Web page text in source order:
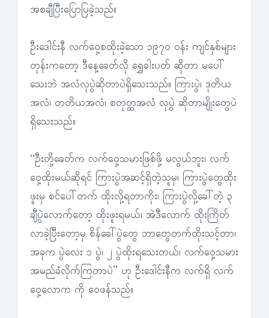
အစချီပြီးပြောပြခဲ့သည်။
ဦးဒေါင်းနီ လက်ဝှေ့စထိုးခဲ့သော ၁၉၇၀ ဝန်း ကျင်နှစ်များ
တုန်းကတော့ ဒီနေ့ခေတ်လို ရွှေခါးပတ် ဆိုတာ မပေါ်
သေးဘဲ အလံလုပွဲဆိုတာပဲရှိသေးသည်။ ကြားပွဲ၊ ဒုတိယ
အလံ၊ တတိယအလံ၊ စတုတ္ထအလံ လုပွဲ ဆိုတာမျိုးတွေပဲ
ရှိသေးသည်။
“ဦးတို့ခေတ်က လက်ဝှေ့သမားဖြစ်ဖို့ မလွယ်ဘူး၊ လက်
ဝှေ့ထိုးမယ်ဆိုရင် ကြားပွဲအဆင့်ရှိတဲ့သူမှ၊ ကြားပွဲတွေထိုး
ဖူးမှ စင်ပေါ်တက် ထိုးလို့ရတာကိုး၊ ကြားပွဲလို့ခေါ်တဲ့ ၃
ချီပွဲလောက်တော့ ထိုးဖူးရမယ်၊ အဲဒီလောက် ထိုးကြိတ်
လာခဲ့ပြီးတော့မှ စိန်ခေါ်ပွဲတွေ ဘာတွေတက်ထိုးသင့်တာ၊
အခုက ပွဲလေး ၁ ပွဲ၊ ၂ ပွဲထိုးရသေးတယ်၊ လက်ဝှေ့သမား
အမည်ခံလိုက်ကြတာပဲ” ဟု ဦးဒေါင်းနီက လက်ရှိ လက်
ဝှေ့လောက ကို ဝေဖန်သည်။